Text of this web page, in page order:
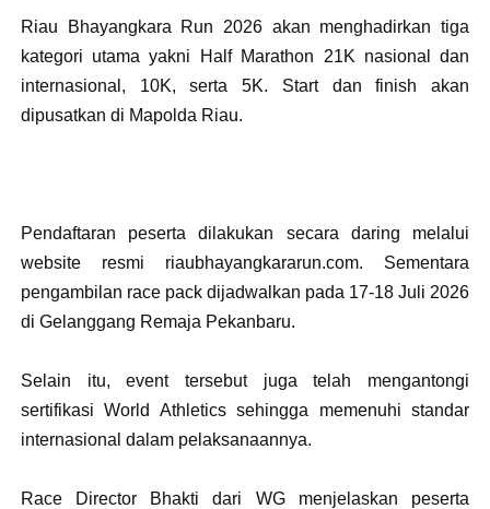
Riau Bhayangkara Run 2026 akan menghadirkan tiga
kategori utama yakni Half Marathon 21K nasional dan
internasional, 10K, serta 5K. Start dan finish akan
dipusatkan di Mapolda Riau.
Pendaftaran peserta dilakukan secara daring melalui
website resmi riaubhayangkararun.com. Sementara
pengambilan race pack dijadwalkan pada 17-18 Juli 2026
di Gelanggang Remaja Pekanbaru.
Selain itu, event tersebut juga telah mengantongi
sertifikasi World Athletics sehingga memenuhi standar
internasional dalam pelaksanaannya.
Race Director Bhakti dari WG menjelaskan peserta